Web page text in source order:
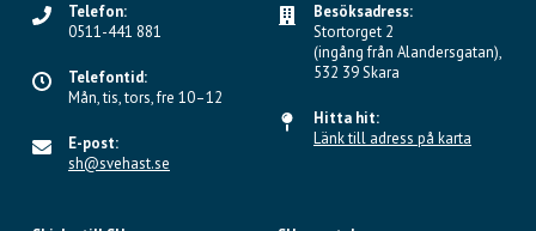
Telefon:
0511-441 881
Telefontid:
Mån, tis, tors, fre 10–12
E-post:
sh@svehast.se
Besöksadress:
Stortorget 2
(ingång från Alandersgatan),
532 39 Skara
Hitta hit:
Länk till adress på karta